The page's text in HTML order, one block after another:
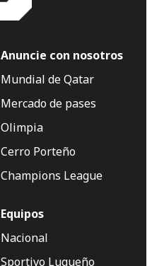
Anuncie con nosotros
Mundial de Qatar
Mercado de pases
Olimpia
Cerro Porteño
Champions League
Equipos
Nacional
Sportivo Luqueño